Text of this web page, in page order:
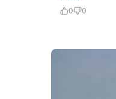
0 0